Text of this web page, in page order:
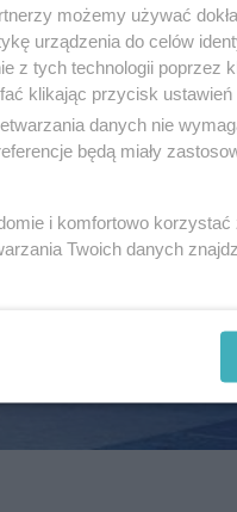
możemy używać
urządzenia do celów
z tych technologii poprzez
klikając przycisk
danych nie
będą miały
i komfortowo
Twoich danych